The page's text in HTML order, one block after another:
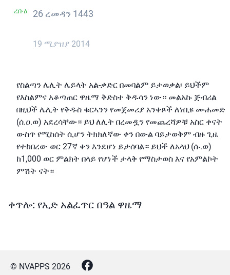
ረቡዕ 26 ረመዳን 1443
19 ሚያዝያ 2014
የስልጣን ሌሊት ሌይላት አል-ቃድር በመባልም ይታወቃል፡ ይህችም
የእስልምና አቆጣጠር ዋዜማ ቅድስተ ቅዱሳን ነው። መልአኩ ጅብሪል
በዚህች ሌሊት የቅዱስ ቁርኣንን የመጀመሪያ አንቀጾች ለነቢዩ ሙሐመድ
(ሰ.ዐ.ወ) አደረሳቸው። ይህ ለሊት በረመዷን የመጨረሻዎቹ አስር ቀናት
ውስጥ የሚከሰት ሲሆን ትክክለኛው ቀን በውል ባይታወቅም ብዙ ጊዜ
የተከበረው ወር 27ኛ ቀን እንደሆነ ይታሰባል። ይህች ለአላህ (ሱ.ወ)
ከ1,000 ወር ምልክት በላይ የሆነች ታላቅ የማስታወስ እና የአምልኮት
ምሽት ናት።
ቀጥሎ: የኢድ አልፈጥር በዓል ዋዜማ
© NVAPPS 2026